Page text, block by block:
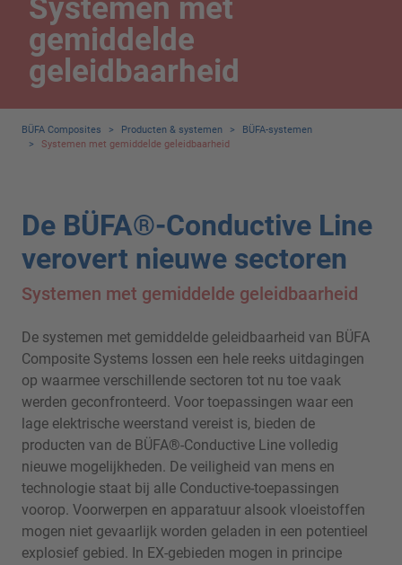
Systemen met
gemiddelde
geleidbaarheid
BÜFA Composites > Producten & systemen >
BÜFA-systemen
>
Systemen met gemiddelde geleidbaarheid
De BÜFA®-Conductive Line
verovert nieuwe sectoren
Systemen met gemiddelde geleidbaarheid
De systemen met gemiddelde geleidbaarheid van BÜFA
Composite Systems lossen een hele reeks uitdagingen
op waarmee verschillende sectoren tot nu toe vaak
werden geconfronteerd. Voor toepassingen waar een
lage elektrische weerstand vereist is, bieden de
producten van de BÜFA®-Conductive Line volledig
nieuwe mogelijkheden. De veiligheid van mens en
technologie staat bij alle Conductive-toepassingen
voorop. Voorwerpen en apparatuur alsook vloeistoffen
mogen niet gevaarlijk worden geladen in een potentieel
explosief gebied. In EX-gebieden mogen in principe